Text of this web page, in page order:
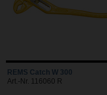
REMS Catch W 300
Art.-Nr. 116060 R